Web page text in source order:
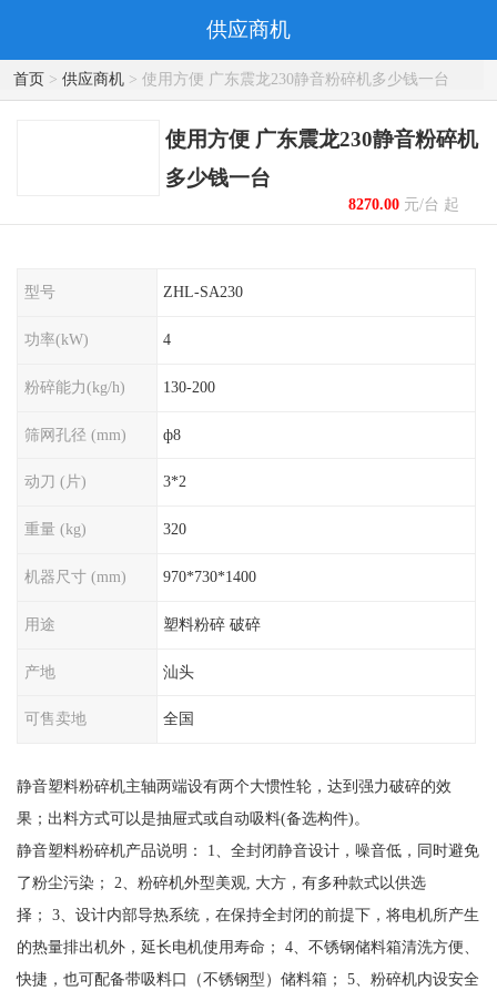
供应商机
首页> 供应商机> 使用方便 广东震龙230静音粉碎机多少钱一台
使用方便 广东震龙230静音粉碎机
多少钱一台
8270.00元/台 起
型号 ZHL-SA230
功率(kW) 4
粉碎能力(kg/h) 130-200
筛网孔径 (mm) ф8
动刀 (片) 3*2
重量 (kg) 320
机器尺寸 (mm) 970*730*1400
用途 塑料粉碎 破碎
产地 汕头
可售卖地 全国
静音塑料粉碎机主轴两端设有两个大惯性轮，达到强力破碎的效
果；出料方式可以是抽屉式或自动吸料(备选构件)。
静音塑料粉碎机产品说明： 1、全封闭静音设计，噪音低，同时避免
了粉尘污染； 2、粉碎机外型美观, 大方，有多种款式以供选
择； 3、设计内部导热系统，在保持全封闭的前提下，将电机所产生
的热量排出机外，延长电机使用寿命； 4、不锈钢储料箱清洗方便、
快捷，也可配备带吸料口（不锈钢型）储料箱； 5、粉碎机内设安全